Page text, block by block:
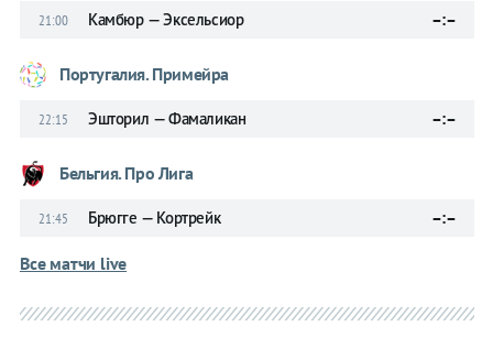
21:00 Камбюр — Эксельсиор –:–
Португалия. Примейра
22:15 Эшторил — Фамаликан –:–
Бельгия. Про Лига
21:45 Брюгге — Кортрейк –:–
Все матчи live